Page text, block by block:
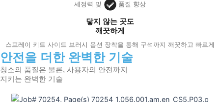
세정력 및 청소 품질 향상
닿지 않는 곳도
깨끗하게
스프레이 키트 사이드 브러시 옵션 장착을 통해 구석까지 깨끗하고 빠르게
안전을 더한 완벽한 기술
청소의 품질은 물론, 사용자의 안전까지
지키는 완벽한 기술